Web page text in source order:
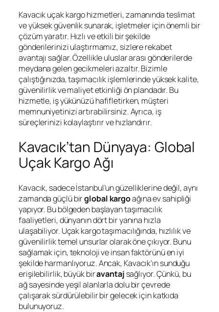
Kavacık uçak kargo hizmetleri, zamanında teslimat
ve yüksek güvenlik sunarak, işletmeler için önemli bir
çözüm yaratır. Hızlı ve etkili bir şekilde
gönderilerinizi ulaştırmamız, sizlere rekabet
avantajı sağlar. Özellikle uluslar arası gönderilerde
meydana gelen gecikmeleri azaltır. Bizimle
çalıştığınızda, taşımacılık işlemlerinde yüksek kalite,
güvenilirlik ve maliyet etkinliği ön plandadır. Bu
hizmetle, iş yükünüzü hafifletirken, müşteri
memnuniyetinizi artırabilirsiniz. Ayrıca, iş
süreçlerinizi kolaylaştırır ve hızlandırır.
Kavacık’tan Dünyaya: Global
Uçak Kargo Ağı
Kavacık, sadece İstanbul’un güzelliklerine değil, aynı
zamanda güçlü birglobal kargoağına ev sahipliği
yapıyor. Bu bölgeden başlayan taşımacılık
faaliyetleri, dünyanın dört bir yanına hızla
ulaşabiliyor. Uçak kargo taşımacılığında, hızlılık ve
güvenilirlik temel unsurlar olarak öne çıkıyor. Bunu
sağlamak için, teknoloji ve insan faktörünü en iyi
şekilde harmanlıyoruz. Ancak, Kavacık’ın sunduğu
erişilebilirlik, büyük biravantaj sağlıyor. Çünkü, bu
ağ sayesinde yeşil alanlarla dolu bir çevrede
çalışarak sürdürülebilir bir gelecek için katkıda
bulunuyoruz.